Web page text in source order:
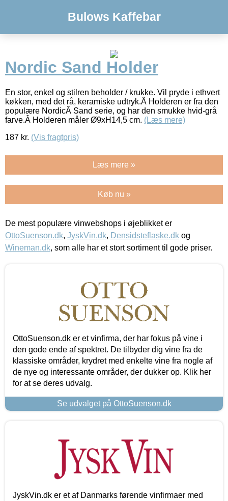
Bulows Kaffebar
Nordic Sand Holder
En stor, enkel og stilren beholder / krukke. Vil pryde i ethvert
køkken, med det rå, keramiske udtryk.Â Holderen er fra den
populære NordicÂ Sand serie, og har den smukke hvid-grå
farve.Â Holderen måler Ø9xH14,5 cm. (Læs mere)
187 kr. (Vis fragtpris)
Læs mere »
Køb nu »
De mest populære vinwebshops i øjeblikket er
OttoSuenson.dk, JyskVin.dk, Densidsteflaske.dk og
Wineman.dk, som alle har et stort sortiment til gode priser.
OttoSuenson.dk er et vinfirma, der har fokus på vine i
den gode ende af spektret. De tilbyder dig vine fra de
klassiske områder, krydret med enkelte vine fra nogle af
de nye og interessante områder, der dukker op. Klik her
for at se deres udvalg.
Se udvalget på OttoSuenson.dk
JyskVin.dk er et af Danmarks førende vinfirmaer med